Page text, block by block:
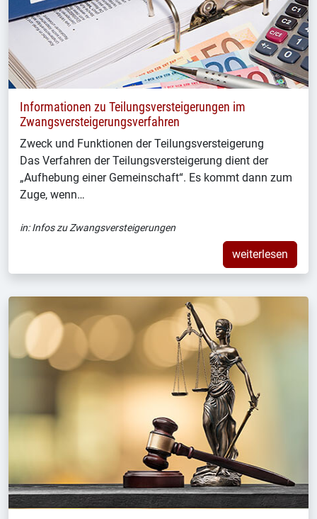
Informationen zu Teilungsversteigerungen im
Zwangsversteigerungsverfahren
Zweck und Funktionen der Teilungsversteigerung
Das Verfahren der Teilungsversteigerung dient der
„Aufhebung einer Gemeinschaft“. Es kommt dann zum
Zuge, wenn…
in:Infos zu Zwangsversteigerungen
weiterlesen